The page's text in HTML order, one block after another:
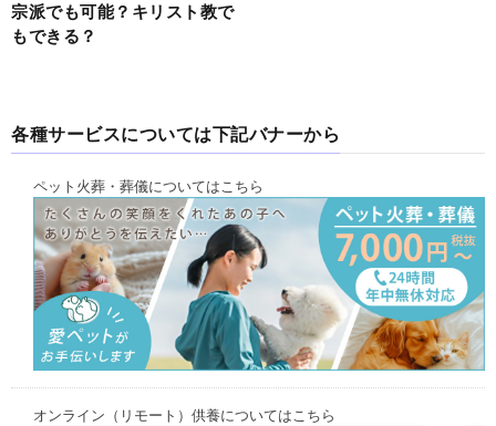
宗派でも可能？キリスト教で
もできる？
各種サービスについては下記バナーから
ペット火葬・葬儀についてはこちら
オンライン（リモート）供養についてはこちら